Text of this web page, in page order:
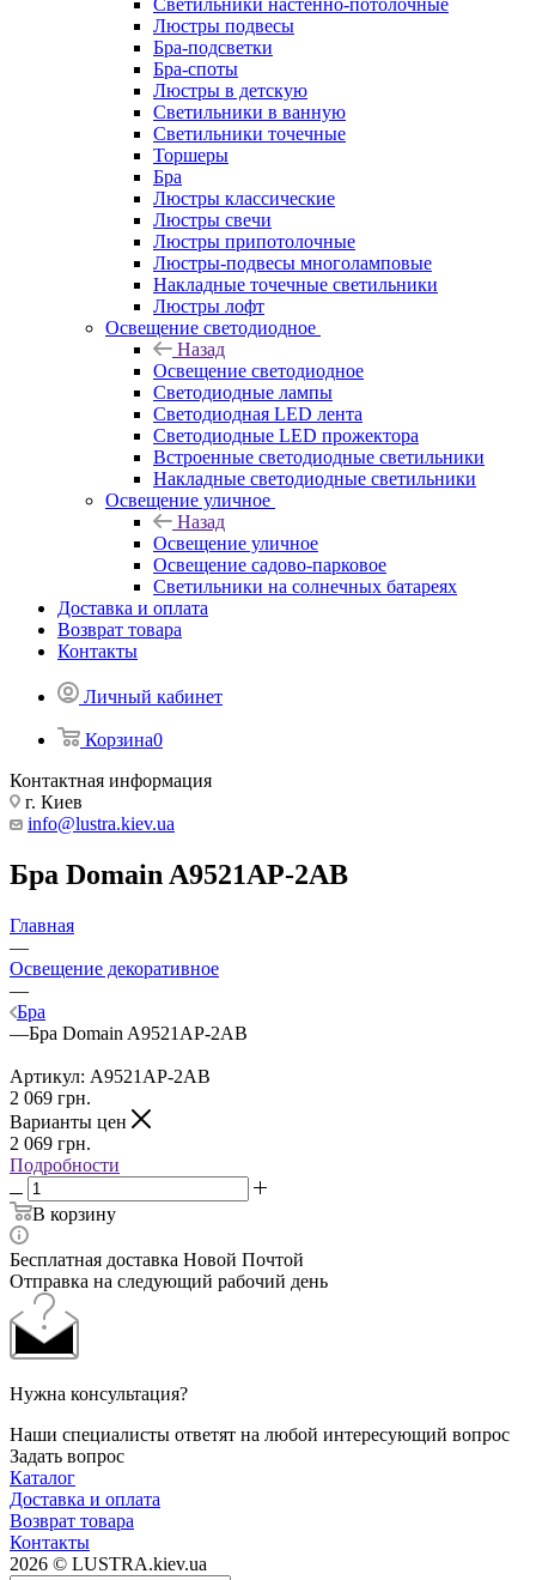
Светильники настенно-потолочные
Люстры подвесы
Бра-подсветки
Бра-споты
Люстры в детскую
Светильники в ванную
Светильники точечные
Торшеры
Бра
Люстры классические
Люстры свечи
Люстры припотолочные
Люстры-подвесы многоламповые
Накладные точечные светильники
Люстры лофт
Освещение светодиодное
Назад
Освещение светодиодное
Светодиодные лампы
Светодиодная LED лента
Светодиодные LED прожектора
Встроенные светодиодные светильники
Накладные светодиодные светильники
Освещение уличное
Назад
Освещение уличное
Освещение садово-парковое
Светильники на солнечных батареях
Доставка и оплата
Возврат товара
Контакты
Личный кабинет
Корзина0
Контактная информация
г. Киев
info@lustra.kiev.ua
Бра Domain A9521AP-2AB
Главная
—
Освещение декоративное
—
Бра
—Бра Domain A9521AP-2AB
Артикул: A9521AP-2AB
2 069 грн.
Варианты цен
2 069 грн.
Подробности
В корзину
Бесплатная доставка Новой Почтой
Отправка на следующий рабочий день
Нужна консультация?
Наши специалисты ответят на любой интересующий вопрос
Задать вопрос
Каталог
Доставка и оплата
Возврат товара
Контакты
2026 © LUSTRA.kiev.ua